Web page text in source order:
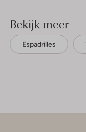
Bekijk meer
Espadrilles